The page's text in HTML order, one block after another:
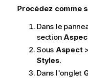
Procédez comme
Dans le
section
Sous Aspect>
Styles.
Dans l'onglet